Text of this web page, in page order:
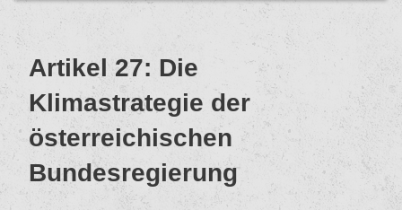
Artikel 27: Die
Klimastrategie der
österreichischen
Bundesregierung